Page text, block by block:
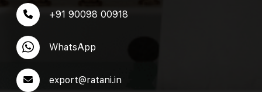
+91 90098 00918
WhatsApp
export@ratani.in